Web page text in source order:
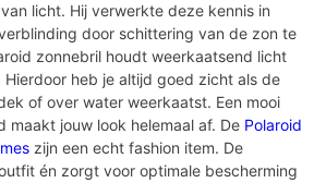
licht. Hij verwerkte deze kennis in
door schittering van de zon te
zonnebril houdt weerkaatsend licht
heb je altijd goed zicht als de
of over water weerkaatst. Een mooi
maakt jouw look helemaal af. De Polaroid
zijn een echt fashion item. De
én zorgt voor optimale bescherming